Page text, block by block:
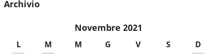
Archivio
Novembre 2021
L M M G V S
D